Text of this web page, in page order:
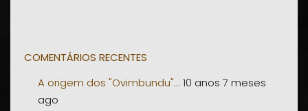
COMENTÁRIOS RECENTES
A origem dos "Ovimbundu"... 10 anos 7 meses
ago